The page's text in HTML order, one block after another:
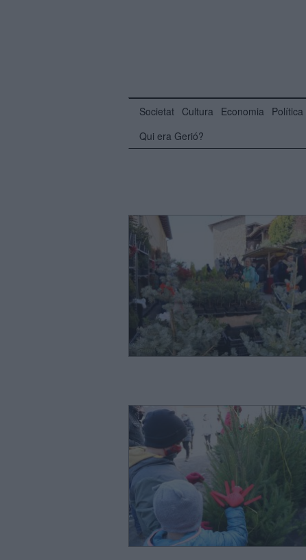
Societat Cultura Economia Política
Qui era Gerió?